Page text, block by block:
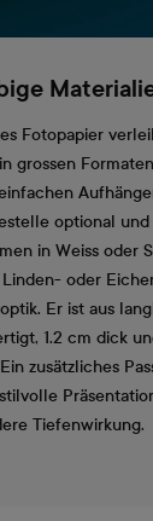
Fotopapier
grossen
optional
in Weiss oder
oder
Er ist aus
1.2 cm dick
zusätzliches
Tiefenwirkung.